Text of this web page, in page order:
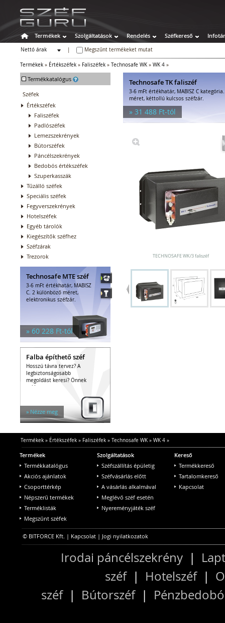
Termékek Szolgáltatások Rendelés Széfkereső Infotár
Nettó árak
Megszűnt termékeket mutat
Termékek » Értékszéfek » Faliszéfek » Technosafe WK » WK 4 »
- Termékkatalógus
Széfek
Értékszéfek
Faliszéfek
Padlószéfek
Lemezszekrények
Bútorszéfek
Páncélszekrények
Bedobós értékszéfek
Szuperkasszák
Tűzálló széfek
Speciális széfek
Fegyverszekrények
Hotelszéfek
Egyéb tárolók
Kiegészítők széfhez
Széfzárak
Trezorok
Technosafe MTE széf
3-6 mFt értékhatár, MABISZ
C. 2 különböző méret,
elektronikus széfzár.
» 60 228 Ft-tól
Falba építhető széf
Hosszú távra tervez? A
legbiztonságosabb
megoldást keresi? Önnek
való a...
» Nézze meg
Technosafe TK faliszéf
3-6 mFt értékhatár, MABISZ C
méret, kéttollú kulcsos széfzár.
» 31 488 Ft-tól
TECHNOSAFE WK/3 faliszéf
Termékek» Értékszéfek» Faliszéfek» Technosafe WK» WK 4»
Termékek
Termékkatalógus
Akciós ajánlatok
Csoporttérkép
Népszerű termékek
Terméklisták
Megszűnt széfek
Szolgáltatások
Széfszállítás épületig
Széfvásárlás előtt
A vásárlás alkalmával
Meglévő széf esetén
Nyereményjáték széf
Kereső
Termékkereső
Tartalomkereső
Kapcsolat
© BITFORCE Kft. | Kapcsolat | Jogi nyilatkozatok
Irodai páncélszekrény |
széf| Hotelszéf|
széf| Bútorszéf|